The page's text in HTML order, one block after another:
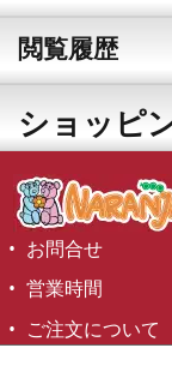
閲覧履歴
ショッピ
お問合せ
営業時間
ご注文について